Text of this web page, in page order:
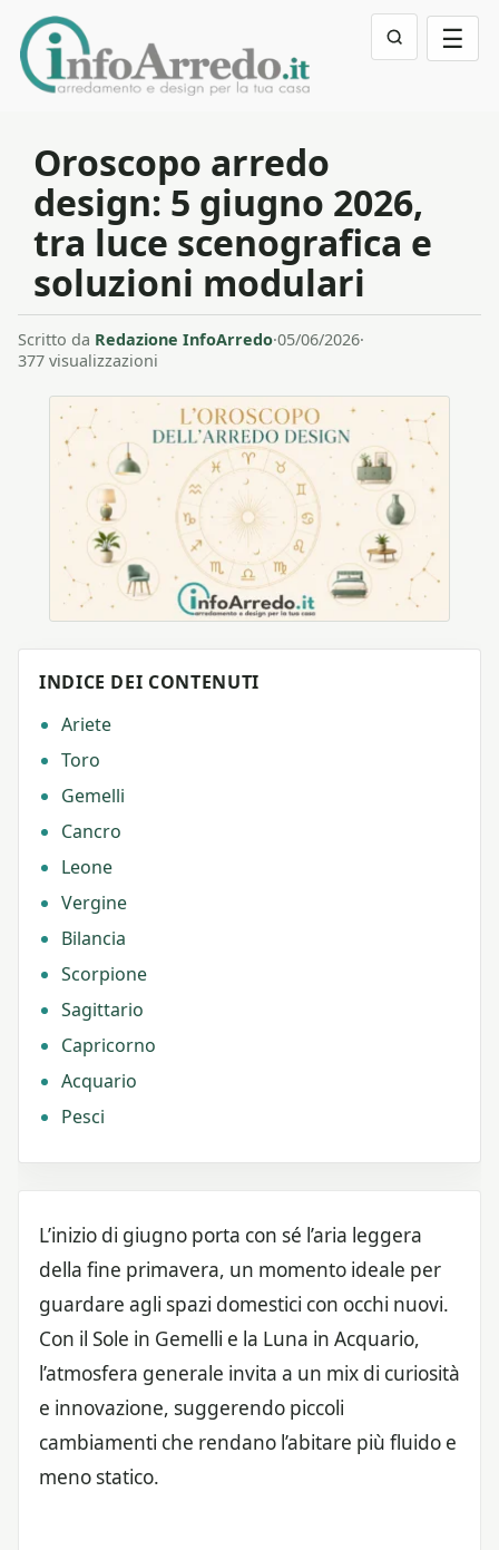
☰
Oroscopo arredo
design: 5 giugno 2026,
tra luce scenografica e
soluzioni modulari
Scritto da Redazione InfoArredo·05/06/2026·
377 visualizzazioni
INDICE DEI CONTENUTI
Ariete
Toro
Gemelli
Cancro
Leone
Vergine
Bilancia
Scorpione
Sagittario
Capricorno
Acquario
Pesci
L’inizio di giugno porta con sé l’aria leggera
della fine primavera, un momento ideale per
guardare agli spazi domestici con occhi nuovi.
Con il Sole in Gemelli e la Luna in Acquario,
l’atmosfera generale invita a un mix di curiosità
e innovazione, suggerendo piccoli
cambiamenti che rendano l’abitare più fluido e
meno statico.